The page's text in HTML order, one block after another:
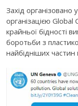
Захід організовано
організацією
крайньої бідності
боротьби з
найбідніших